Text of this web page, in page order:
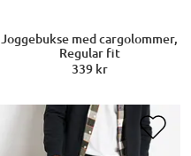
Joggebukse med cargolommer,
Regular fit
339 kr